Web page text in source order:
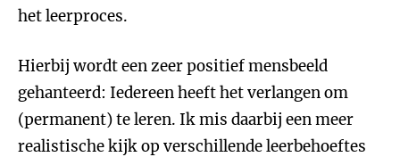
het leerproces.
Hierbij wordt een zeer positief mensbeeld
gehanteerd: Iedereen heeft het verlangen om
(permanent) te leren. Ik mis daarbij een meer
realistische kijk op verschillende leerbehoeftes